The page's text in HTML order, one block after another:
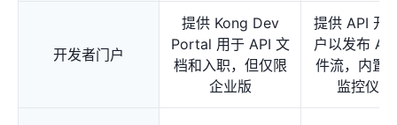
开发者门户
提供 Kong Dev
Portal 用于 API 文
档和入职，但仅限
企业版
提供 API 开
户以发布
件流，内置
监控仪表